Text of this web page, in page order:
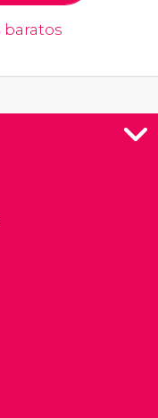
baratos